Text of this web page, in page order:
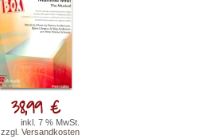
38,99 €
inkl. 7 % MwSt.
zzgl. Versandkosten